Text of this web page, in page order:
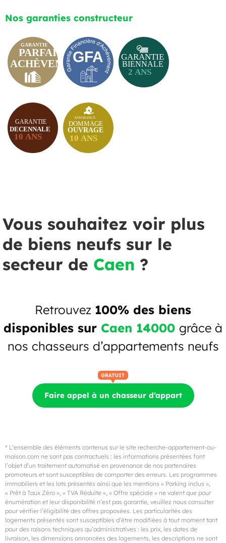
Nos garanties constructeur
Vous souhaitez voir plus
de biens neufs sur le
secteur de Caen ?
Retrouvez 100% des biens
disponibles sur Caen 14000 grâce à
nos chasseurs d’appartements neufs
Faire appel à un chasseur d’appart
* L’ensemble des éléments contenus sur le site recherche-appartement-ou-
maison.com ne sont pas contractuels : les informations présentées font
l’objet d’un traitement automatisé en provenance de nos partenaires
promoteurs et sont susceptibles de comporter des erreurs. Les programmes
immobiliers et les lots présentés ainsi que les mentions « Parking inclus »,
« Prêt à Taux Zéro », « TVA Réduite », « Offre spéciale » ne valent que pour
énumération et leur disponibilité n’est pas garantie, veuillez nous consulter
pour vérifier l’éligibilité des offres proposées. Les particularités des
logements présentés sont susceptibles d’être modifiées à tout moment tant
pour des raisons techniques qu’administratives : les prix, les dates de
livraison, les dimensions annoncées des logements, les descriptions ne sont